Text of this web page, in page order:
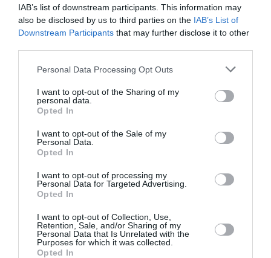
IAB’s list of downstream participants. This information may
also be disclosed by us to third parties on the IAB’s List of
Downstream Participants that may further disclose it to other
Personal Data Processing Opt Outs
I want to opt-out of the Sharing of my
personal data.
Opted In
I want to opt-out of the Sale of my
Personal Data.
Opted In
I want to opt-out of processing my
Personal Data for Targeted Advertising.
Opted In
I want to opt-out of Collection, Use,
Retention, Sale, and/or Sharing of my
Personal Data that Is Unrelated with the
Purposes for which it was collected.
Opted In
C’est comme ça que vous le voyez maos
vous êtes à côté de la plaque parce que
pilotes AF.
Les pilotes AF pourront se trouver
A350 de Boost ou d’un A350 d’AFuisque
ce seront les mêmes, aux mêmes
conditions.
règles d’utilisation et des salaires
spécifiques Boost.
RÉPONDRE
EPL 1986a commenté :
2 juin 2017 - 9 h 05 min